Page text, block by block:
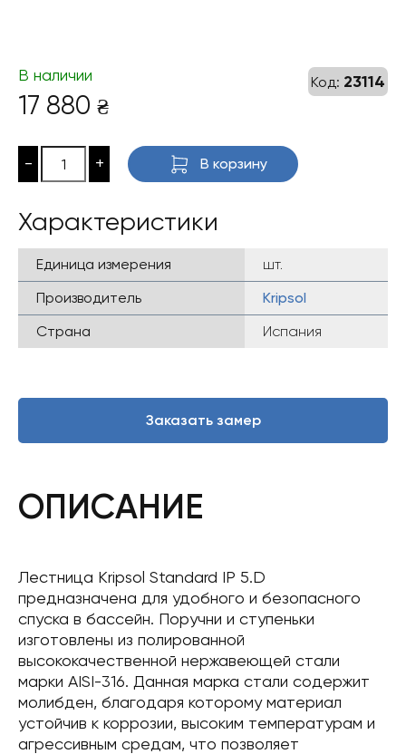
Код: 23114
В наличии
17 880 ₴
- + В корзину
Характеристики
Единица измерения
шт.
Производитель
Kripsol
Страна
Испания
Заказать замер
ОПИСАНИЕ
Лестница Kripsol Standard IP 5.D
предназначена для удобного и безопасного
спуска в бассейн. Поручни и ступеньки
изготовлены из полированной
высококачественной нержавеющей стали
марки AISI-316. Данная марка стали содержит
молибден, благодаря которому материал
устойчив к коррозии, высоким температурам и
агрессивным средам, что позволяет